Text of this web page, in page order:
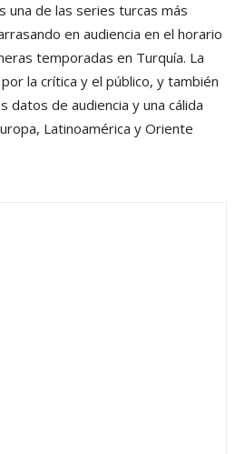
una de las series turcas más
en audiencia en el horario
temporadas en Turquía. La
la crítica y el público, y también
datos de audiencia y una cálida
Latinoamérica y Oriente